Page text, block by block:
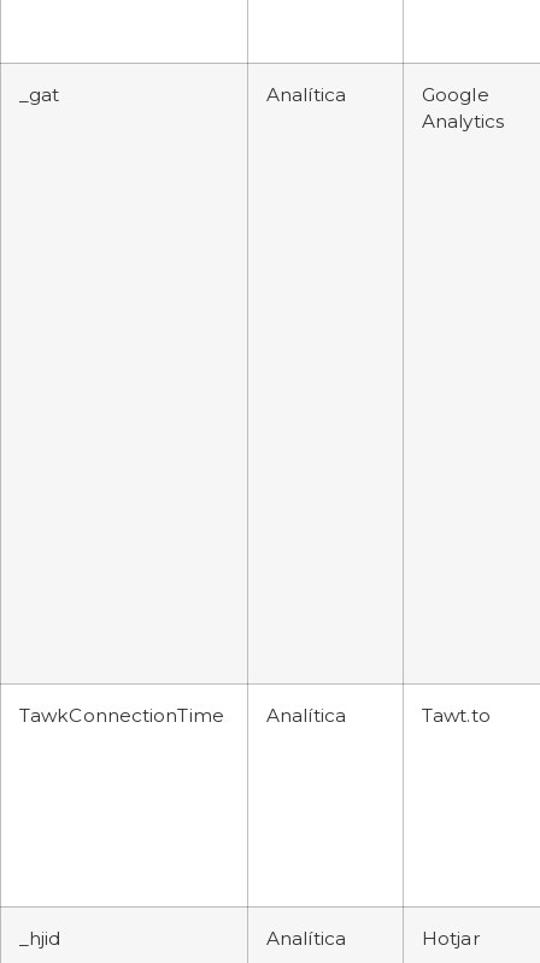
_gat Analítica
Google
Analytics
TawkConnectionTime Analítica Tawt.to
_hjid Analítica Hotjar